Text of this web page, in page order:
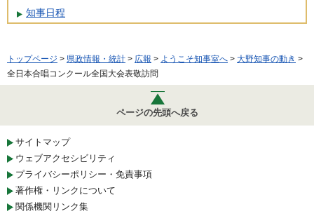
知事日程
トップページ > 県政情報・統計 > 広報 > ようこそ知事室へ > 大野知事の動き >
全日本合唱コンクール全国大会表敬訪問
ページの先頭へ戻る
サイトマップ
ウェブアクセシビリティ
プライバシーポリシー・免責事項
著作権・リンクについて
関係機関リンク集